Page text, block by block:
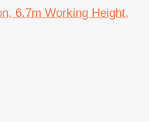
6.7m Working Height,